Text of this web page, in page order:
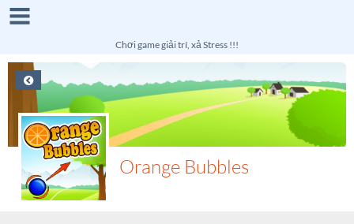
Chơi game giải trí, xả Stress !!!
Orange Bubbles